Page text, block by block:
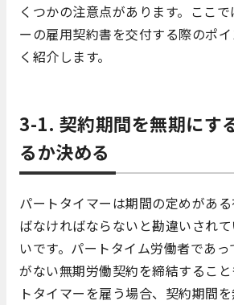
くつかの注意点があります。ここ
ーの雇用契約書を交付する際のポ
く紹介します。
3-1. 契約期間を無期にす
るか決める
パートタイマーは期間の定めがあ
ばなければならないと勘違いされ
いです。パートタイム労働者であ
がない無期労働契約を締結するこ
トタイマーを雇う場合、契約期間